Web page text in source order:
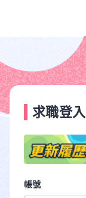
求職登入
帳號